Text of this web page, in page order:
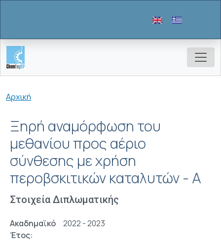
Breadcrumb
Αρχική
Ξηρή αναμόρφωση του
μεθανίου προς αέριο
σύνθεσης με χρήση
περοβσκιτικών καταλυτών - Α
Στοιχεία Διπλωματικής
Ακαδημαϊκό
Έτος:
2022 - 2023